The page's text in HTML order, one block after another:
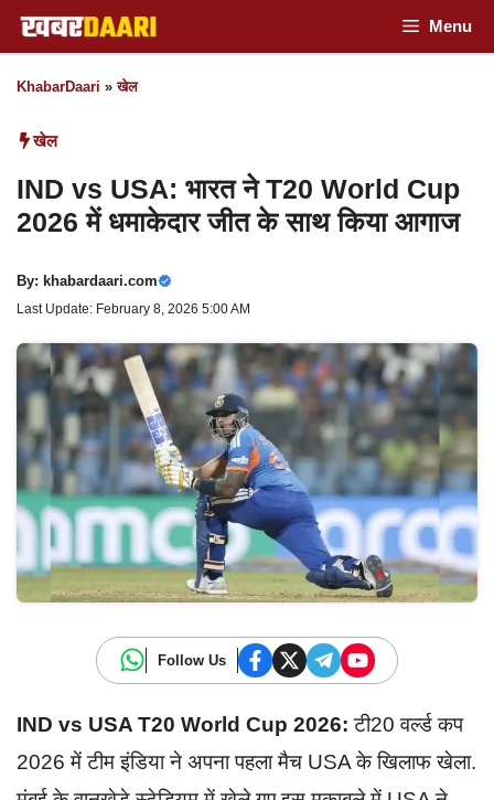
Skip
to
content
Menu
KhabarDaari »खेल
खेल
IND vs USA: भारत ने T20 World Cup
2026 में धमाकेदार जीत के साथ किया आगाज
By: khabardaari.com
Last Update: February 8, 2026 5:00 AM
Follow Us
IND vs USA T20 World Cup 2026: टी20 वर्ल्ड कप
2026 में टीम इंडिया ने अपना पहला मैच USA के खिलाफ खेला.